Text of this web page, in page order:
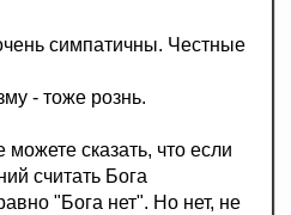
симпатичны. Честные
- тоже рознь.
сказать, что если
считать Бога
"Бога нет". Но нет, не